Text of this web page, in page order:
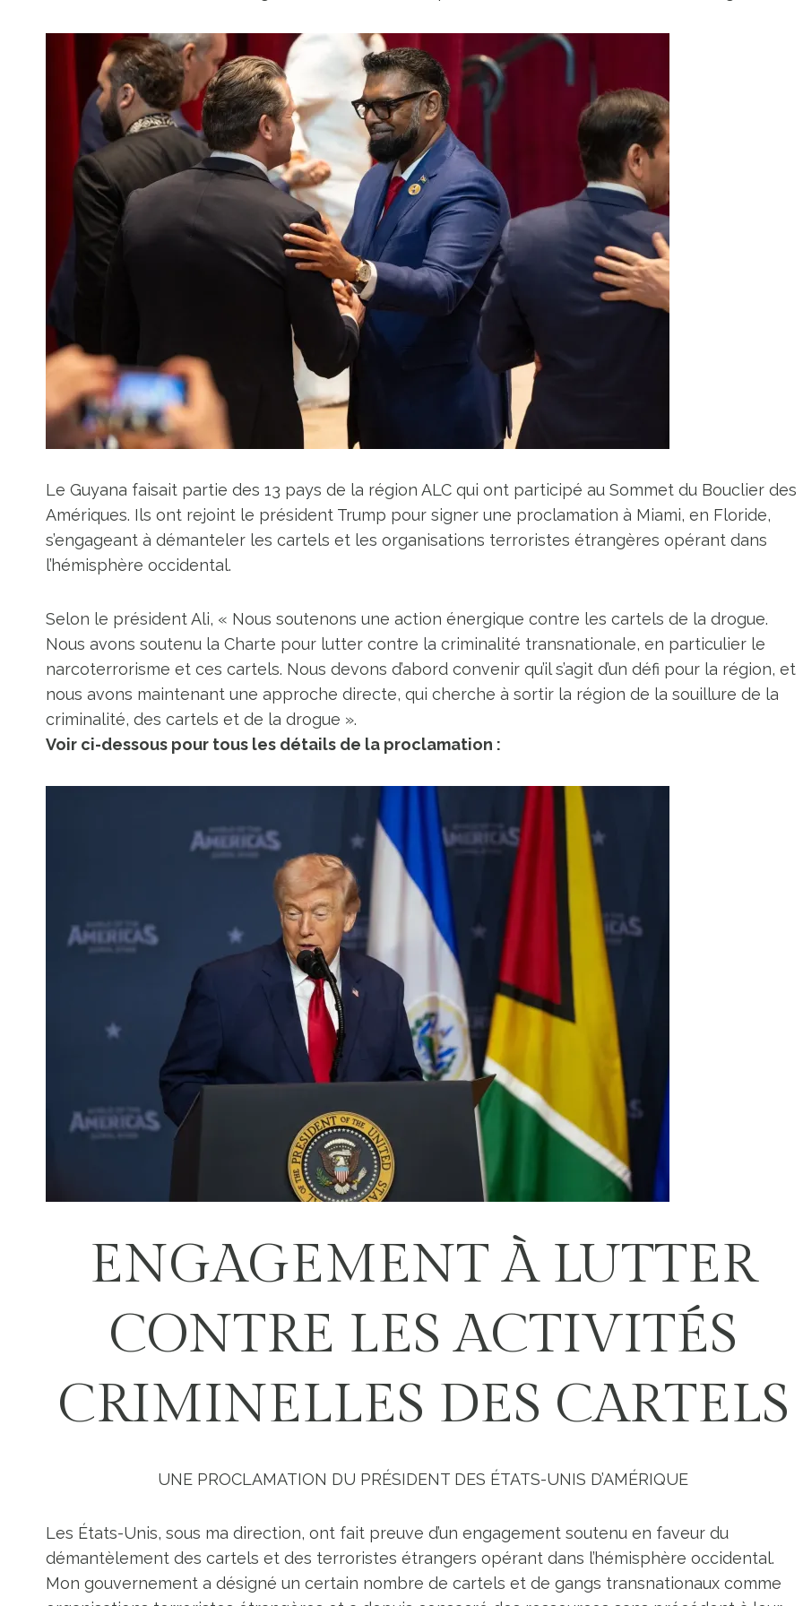
Le Guyana faisait partie des 13 pays de la région ALC qui ont participé au Sommet du Bouclier des
Amériques. Ils ont rejoint le président Trump pour signer une proclamation à Miami, en Floride,
s’engageant à démanteler les cartels et les organisations terroristes étrangères opérant dans
l’hémisphère occidental.
Selon le président Ali, « Nous soutenons une action énergique contre les cartels de la drogue.
Nous avons soutenu la Charte pour lutter contre la criminalité transnationale, en particulier le
narcoterrorisme et ces cartels. Nous devons d’abord convenir qu’il s’agit d’un défi pour la région, et
nous avons maintenant une approche directe, qui cherche à sortir la région de la souillure de la
criminalité, des cartels et de la drogue ».
Voir ci-dessous pour tous les détails de la proclamation :
ENGAGEMENT À LUTTER
CONTRE LES ACTIVITÉS
CRIMINELLES DES CARTELS
UNE PROCLAMATION DU PRÉSIDENT DES ÉTATS-UNIS D’AMÉRIQUE
Les États-Unis, sous ma direction, ont fait preuve d’un engagement soutenu en faveur du
démantèlement des cartels et des terroristes étrangers opérant dans l’hémisphère occidental.
Mon gouvernement a désigné un certain nombre de cartels et de gangs transnationaux comme